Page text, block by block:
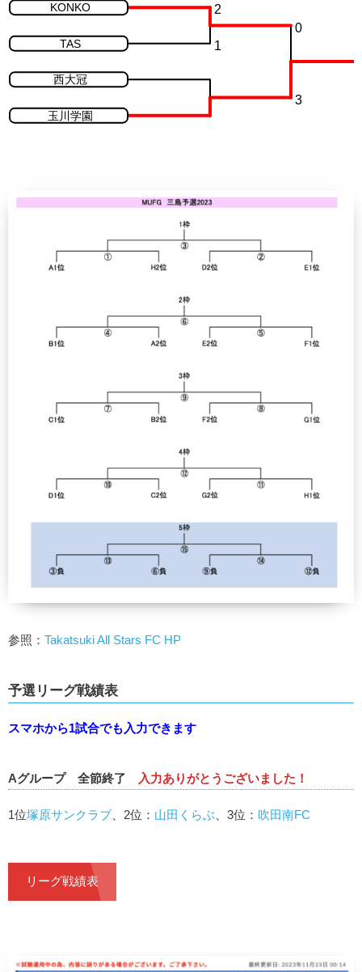
参照： Takatsuki All Stars FC HP
予選リーグ戦績表
スマホから1試合でも入力できます
Aグループ 全節終了 入力ありがとうございました！
1位塚原サンクラブ、2位： 山田くらぶ、3位： 吹田南FC
リーグ戦績表